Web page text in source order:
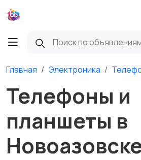
Главная Электроника
Телефоны и
планшеты в